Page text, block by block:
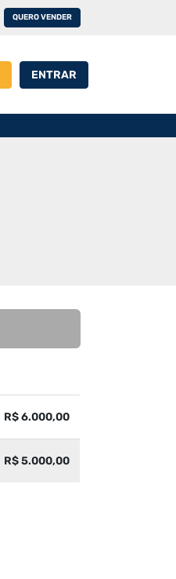
QUERO VENDER
ENTRAR
R$ 6.000,00
R$ 5.000,00